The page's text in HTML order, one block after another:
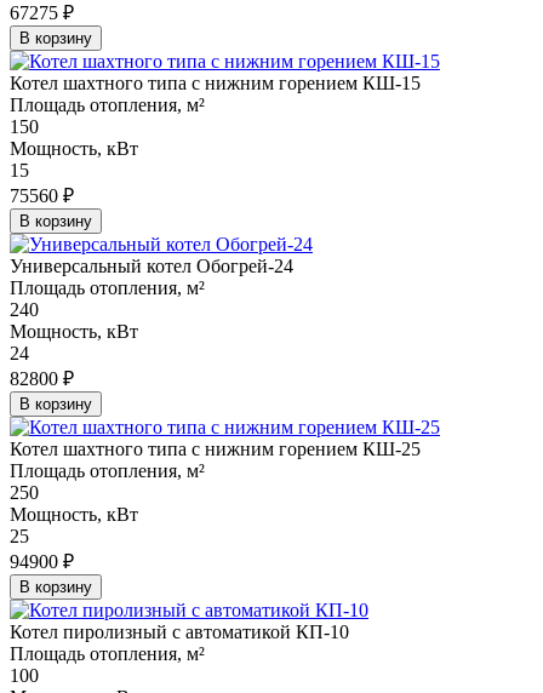
67275 ₽
В корзину
Котел шахтного типа с нижним горением КШ-15
Площадь отопления, м²
150
Мощность, кВт
15
75560 ₽
В корзину
Универсальный котел Обогрей-24
Площадь отопления, м²
240
Мощность, кВт
24
82800 ₽
В корзину
Котел шахтного типа с нижним горением КШ-25
Площадь отопления, м²
250
Мощность, кВт
25
94900 ₽
В корзину
Котел пиролизный с автоматикой КП-10
Площадь отопления, м²
100